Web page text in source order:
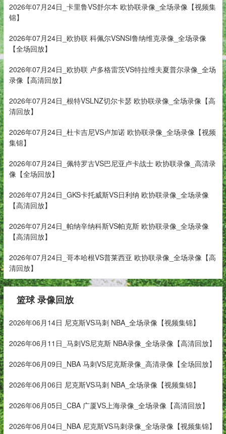
2026年07月24日_卡里鲁VS舒尔本 欧协联录像_全场录像【视频集
锦】
2026年07月24日_欧协联 科佩尔VSNSI鲁纳维克录像_全场录像
【全场回放】
2026年07月24日_欧协联 卢多格雷茨VS特拉维夫夏普尔录像_全场
录像【高清回放】
2026年07月24日_根特VSLNZ切尔卡瑟 欧协联录像_全场录像【高
清回放】
2026年07月24日_杜卡吉尼VS卢加诺 欧协联录像_全场录像【视频
集锦】
2026年07月24日_佩特罗古VS巴尼亚卢卡战士 欧协联录像_高清录
像【全场回放】
2026年07月24日_GKS卡托威斯VS日利纳 欧协联录像_全场录像
【高清回放】
2026年07月24日_帕纳辛纳科斯VS帕克斯 欧协联录像_全场录像
【高清回放】
2026年07月24日_哥本哈根VS普莱西亚 欧协联录像_全场录像【高
清回放】
篮球 录像回放
2026年06月14日 尼克斯VS马刺 NBA_全场录像【视频集锦】
2026年06月11日_马刺VS尼克斯 NBA录像_全场录像【高清回放】
2026年06月09日_NBA 马刺VS尼克斯录像_高清录像【全场回放】
2026年06月06日 尼克斯VS马刺 NBA_全场录像【视频集锦】
2026年06月05日_CBA 广厦VS上海录像_全场录像【高清回放】
2026年06月04日_NBA 尼克斯VS马刺录像_全场录像【视频集锦】